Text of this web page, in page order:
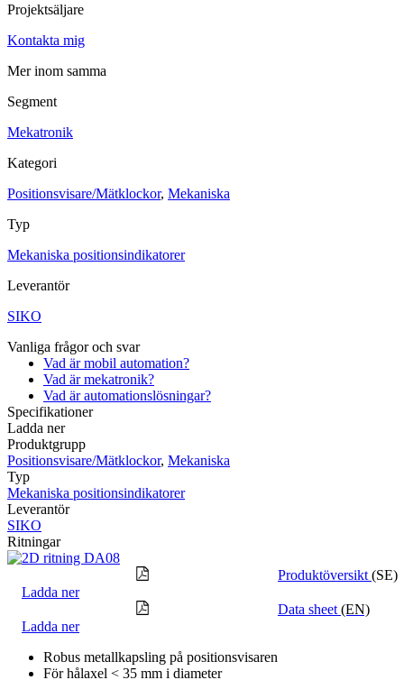
Maskinsäkerhet
LjusridåerLjustorn
Varningsljud
Varningsljus
KablageESD / Antistatutrustning
Projektsäljare
Kontakta mig
Mer inom samma
Segment
Mekatronik
Kategori
Positionsvisare/Mätklockor, Mekaniska
Typ
Mekaniska positionsindikatorer
Leverantör
SIKO
Vanliga frågor och svar
Vad är mobil automation?
Vad är mekatronik?
Vad är automationslösningar?
Specifikationer
Ladda ner
Produktgrupp
Positionsvisare/Mätklockor, Mekaniska
Typ
Mekaniska positionsindikatorer
Leverantör
SIKO
Ritningar
Produktöversikt (SE)
Ladda ner
Data sheet (EN)
Ladda ner
Robus metallkapsling på positionsvisaren
För hålaxel < 35 mm i diameter